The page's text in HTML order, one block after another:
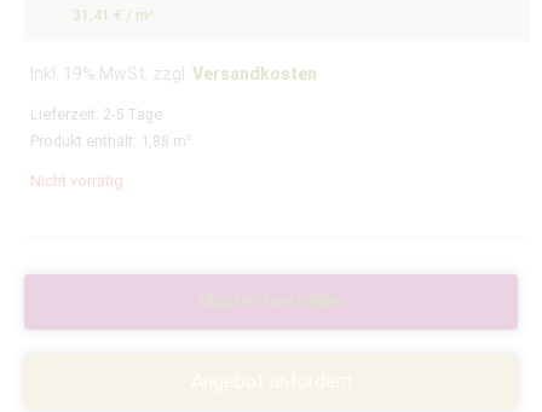
31,41 € / m²
Inkl. 19% MwSt. zzgl. Versandkosten
Lieferzeit: 2-5 Tage
Produkt enthält: 1,88 m²
Nicht vorrätig